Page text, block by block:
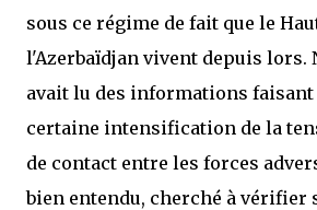
sous ce régime de fait que le
l'Azerbaïdjan vivent depuis lors.
avait lu des informations faisant
certaine intensification de la
de contact entre les forces
bien entendu, cherché à vérifier